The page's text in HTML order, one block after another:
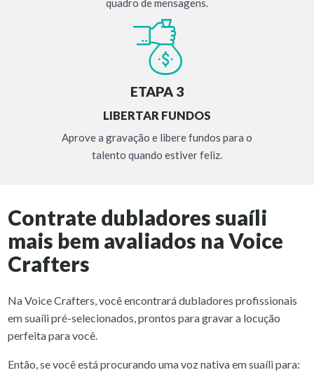
quadro de mensagens.
ETAPA 3
LIBERTAR FUNDOS
Aprove a gravação e libere fundos para o
talento quando estiver feliz.
Contrate dubladores suaíli
mais bem avaliados na Voice
Crafters
Na Voice Crafters, você encontrará dubladores profissionais
em suaíli pré-selecionados, prontos para gravar a locução
perfeita para você.
Então, se você está procurando uma voz nativa em suaíli para: